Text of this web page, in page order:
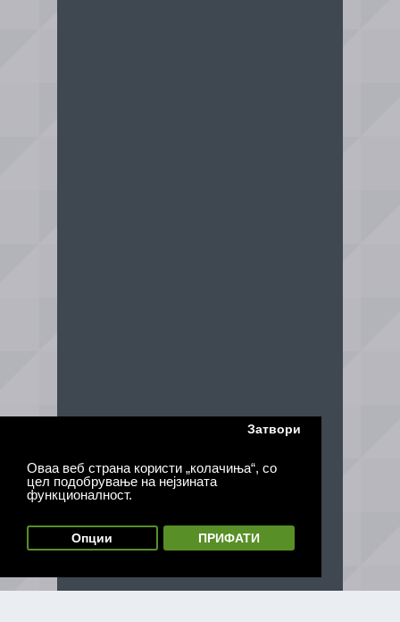
Оваа веб страна користи „колачиња“, со
цел подобрување на нејзината
функционалност.
Затвори
Опции ПРИФАТИ